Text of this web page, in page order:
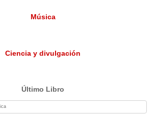
Música
Ciencia y divulgación
Último Libro